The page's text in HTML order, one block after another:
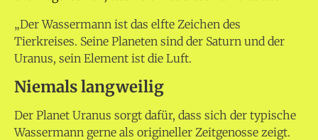
„Der Wassermann ist das elfte Zeichen des
Tierkreises. Seine Planeten sind der Saturn und der
Uranus, sein Element ist die Luft.
Niemals langweilig
Der Planet Uranus sorgt dafür, dass sich der typische
Wassermann gerne als origineller Zeitgenosse zeigt.